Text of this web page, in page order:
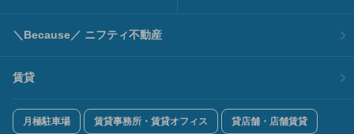
＼Because／ ニフティ不動産
賃貸
月極駐車場 賃貸事務所・賃貸オフィス 貸店舗・店舗賃貸